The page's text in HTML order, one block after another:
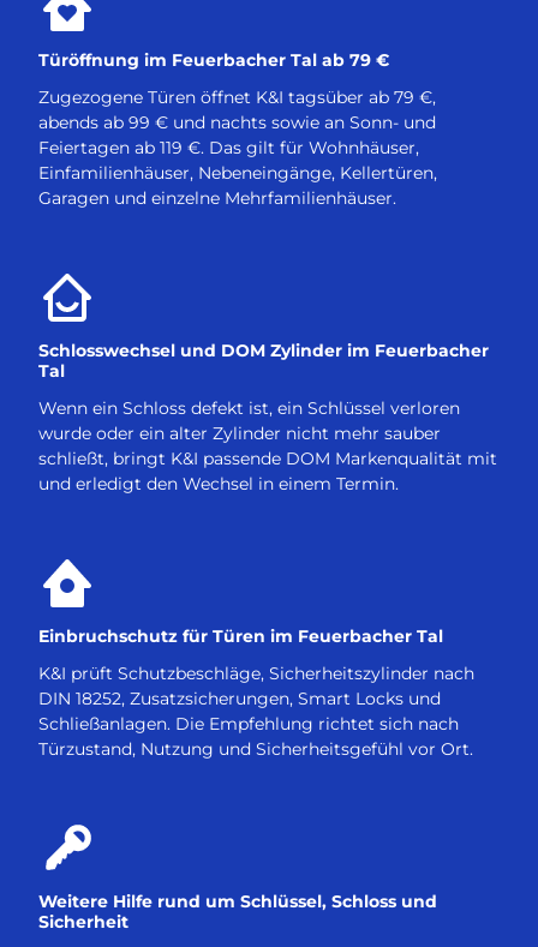
Türöffnung im Feuerbacher Tal ab 79 €
Zugezogene Türen öffnet K&I tagsüber ab 79 €,
abends ab 99 € und nachts sowie an Sonn- und
Feiertagen ab 119 €. Das gilt für Wohnhäuser,
Einfamilienhäuser, Nebeneingänge, Kellertüren,
Garagen und einzelne Mehrfamilienhäuser.
Schlosswechsel und DOM Zylinder im Feuerbacher
Tal
Wenn ein Schloss defekt ist, ein Schlüssel verloren
wurde oder ein alter Zylinder nicht mehr sauber
schließt, bringt K&I passende DOM Markenqualität mit
und erledigt den Wechsel in einem Termin.
Einbruchschutz für Türen im Feuerbacher Tal
K&I prüft Schutzbeschläge, Sicherheitszylinder nach
DIN 18252, Zusatzsicherungen, Smart Locks und
Schließanlagen. Die Empfehlung richtet sich nach
Türzustand, Nutzung und Sicherheitsgefühl vor Ort.
Weitere Hilfe rund um Schlüssel, Schloss und
Sicherheit